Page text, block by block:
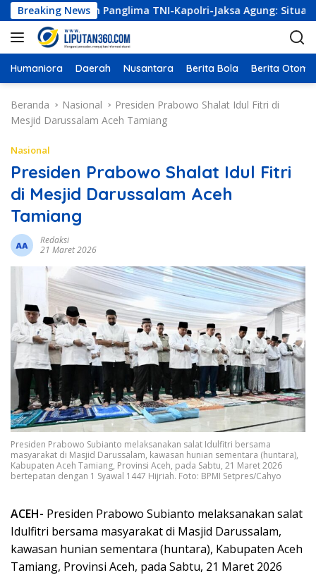
a
g
u
Breaking NewsPanglima TNI-Kapolri-Jaksa Agung: Situasi
Humaniora Daerah Nusantara Berita Bola Berita
Beranda Nasional
Presiden Prabowo Shalat Idul Fitri di
Mesjid Darussalam Aceh Tamiang
Nasional
Presiden Prabowo Shalat Idul Fitri
di Mesjid Darussalam Aceh
Tamiang
Redaksi
21 Maret 2026
Presiden Prabowo Subianto melaksanakan salat Idulfitri bersama
masyarakat di Masjid Darussalam, kawasan hunian sementara (huntara),
Kabupaten Aceh Tamiang, Provinsi Aceh, pada Sabtu, 21 Maret 2026
bertepatan dengan 1 Syawal 1447 Hijriah. Foto: BPMI Setpres/Cahyo
ACEH- Presiden Prabowo Subianto melaksanakan salat
Idulfitri bersama masyarakat di Masjid Darussalam,
kawasan hunian sementara (huntara), Kabupaten Aceh
Tamiang, Provinsi Aceh, pada Sabtu, 21 Maret 2026